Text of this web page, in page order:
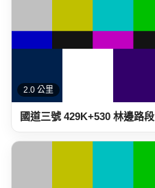
2.0 公里
國道三號 429K+530 林邊路段